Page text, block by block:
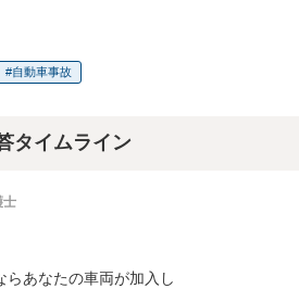
自動車事故
タイムライン
士
あなたの車両が加入し